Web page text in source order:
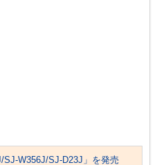
W356J/SJ-D23J」を発売